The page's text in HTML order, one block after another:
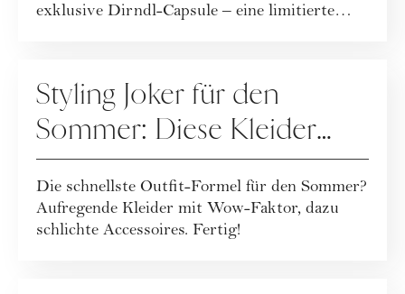
exklusive Dirndl-Capsule – eine limitierte
Styling Joker für den
Sommer: Diese Kleider
machen jedes Outfit zum
Hingucker
Die schnellste Outfit-Formel für den Sommer?
Aufregende Kleider mit Wow-Faktor, dazu
schlichte Accessoires. Fertig!